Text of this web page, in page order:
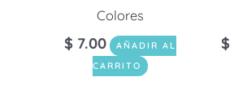
Colores
$ 7.00
AÑADIR AL
CARRITO
$